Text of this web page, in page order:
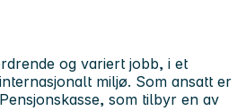
og variert jobb, i et
miljø. Som ansatt er
som tilbyr en av